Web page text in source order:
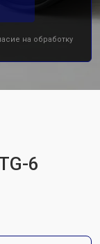
на обработку
6